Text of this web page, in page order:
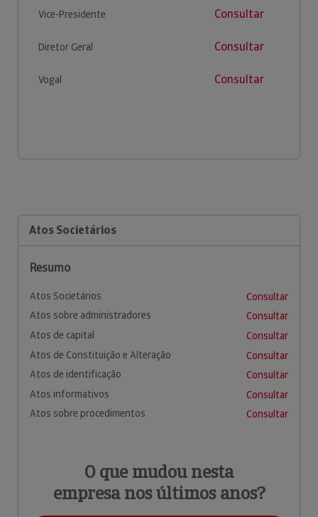
Vice-Presidente Consultar
Diretor Geral Consultar
Vogal Consultar
Atos Societários
Resumo
Atos Societários
Consultar
Atos sobre administradores
Consultar
Atos de capital
Consultar
Atos de Constituição e Alteração
Consultar
Atos de identificação
Consultar
Atos informativos
Consultar
Atos sobre procedimentos
Consultar
O que mudou nesta
empresa nos últimos anos?